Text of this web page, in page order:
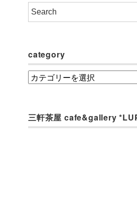
category
category
三軒茶屋 cafe&gallery